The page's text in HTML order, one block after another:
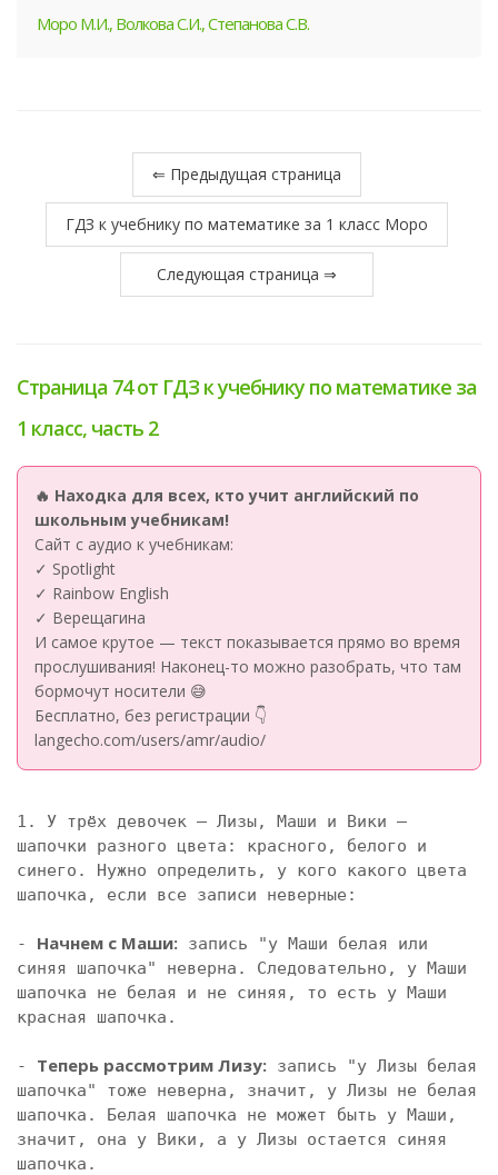
Моро М.И., Волкова С.И., Степанова С.В.
⇐ Предыдущая страница
ГДЗ к учебнику по математике за 1 класс Моро
Следующая страница ⇒
Страница 74 от ГДЗ к учебнику по математике за
1 класс, часть 2
🔥 Находка для всех, кто учит английский по
школьным учебникам!
Сайт с аудио к учебникам:
✓ Spotlight
✓ Rainbow English
✓ Верещагина
И самое крутое — текст показывается прямо во время
прослушивания! Наконец-то можно разобрать, что там
бормочут носители 😅
Бесплатно, без регистрации 👇
langecho.com/users/amr/audio/
1. У трёх девочек — Лизы, Маши и Вики —
шапочки разного цвета: красного, белого и
синего. Нужно определить, у кого какого цвета
шапочка, если все записи неверные:
- Начнем с Маши: запись "у Маши белая или
синяя шапочка" неверна. Следовательно, у Маши
шапочка не белая и не синяя, то есть у Маши
красная шапочка.
- Теперь рассмотрим Лизу: запись "у Лизы белая
шапочка" тоже неверна, значит, у Лизы не белая
шапочка. Белая шапочка не может быть у Маши,
значит, она у Вики, а у Лизы остается синяя
шапочка.